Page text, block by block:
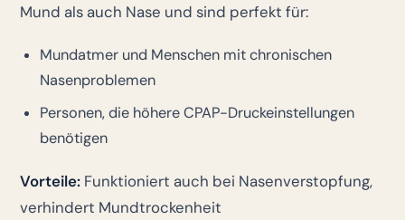
Mund als auch Nase und sind perfekt für:
Mundatmer und Menschen mit chronischen
Nasenproblemen
Personen, die höhere CPAP-Druckeinstellungen
benötigen
Vorteile: Funktioniert auch bei Nasenverstopfung,
verhindert Mundtrockenheit